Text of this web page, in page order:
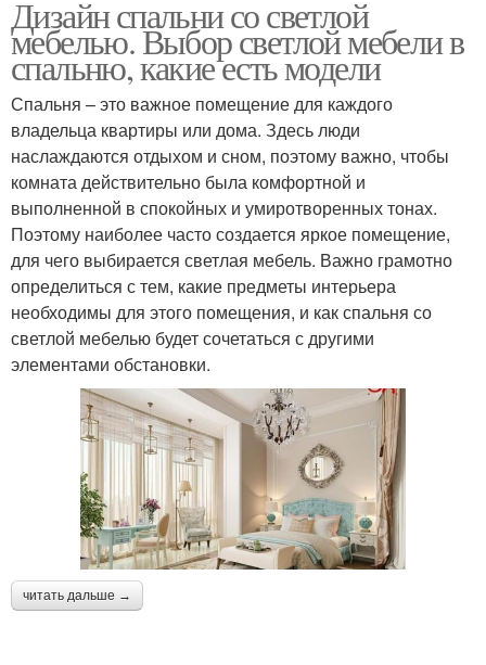
Дизайн спальни со светлой
мебелью. Выбор светлой мебели в
спальню, какие есть модели
Спальня – это важное помещение для каждого
владельца квартиры или дома. Здесь люди
наслаждаются отдыхом и сном, поэтому важно, чтобы
комната действительно была комфортной и
выполненной в спокойных и умиротворенных тонах.
Поэтому наиболее часто создается яркое помещение,
для чего выбирается светлая мебель. Важно грамотно
определиться с тем, какие предметы интерьера
необходимы для этого помещения, и как спальня со
светлой мебелью будет сочетаться с другими
элементами обстановки.
читать дальше →